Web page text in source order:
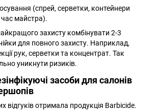
(спрей, серветки, контейнери
майстра).
захисту комбінувати 2-3
для повного захисту. Наприклад,
рук, серветки та концентрат. Так
уникнути ризиків.
засоби для салонів
відгуків отримала продукція Barbicide.